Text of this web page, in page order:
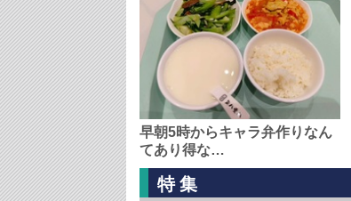
早朝5時からキャラ弁作りなん
てあり得な…
特集